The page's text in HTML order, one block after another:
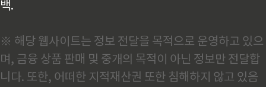
백.
※ 해당 웹사이트는 정보 전달을 목적으로 운영하고 있으
며, 금융 상품 판매 및 중개의 목적이 아닌 정보만 전달합
니다. 또한, 어떠한 지적재산권 또한 침해하지 않고 있음